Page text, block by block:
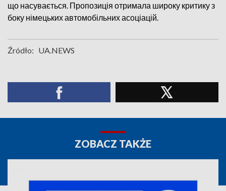
що насувається. Пропозиція отримала широку критику з
боку німецьких автомобільних асоціацій.
Źródło: UA.NEWS
ZOBACZ TAKŻE